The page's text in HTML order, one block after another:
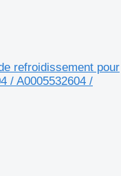
refroidissement pour
/ A0005532604 /